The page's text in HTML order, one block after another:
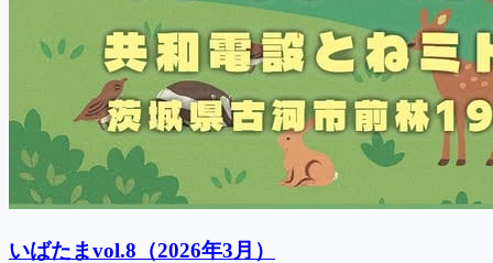
いばたまvol.8（2026年3月）